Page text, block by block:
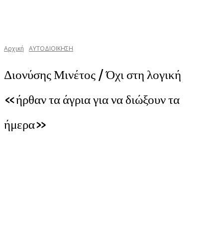
Αρχική ΑΥΤΟΔΙΟΙΚΗΣΗ
Διονύσης Μινέτος / Όχι στη λογική
«ήρθαν τα άγρια για να διώξουν τα
ήμερα»